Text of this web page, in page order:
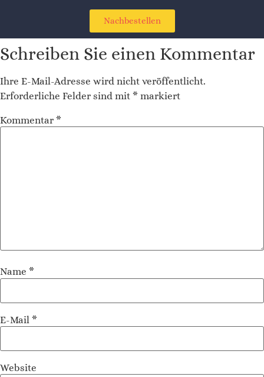
Nachbestellen
Schreiben Sie einen Kommentar
Ihre E-Mail-Adresse wird nicht veröffentlicht.
Erforderliche Felder sind mit * markiert
Kommentar *
Name *
E-Mail *
Website